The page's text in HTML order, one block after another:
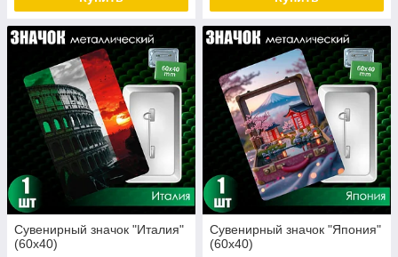
Сувенирный значок "Италия"
(60х40)
Сувенирный значок "Япония"
(60х40)